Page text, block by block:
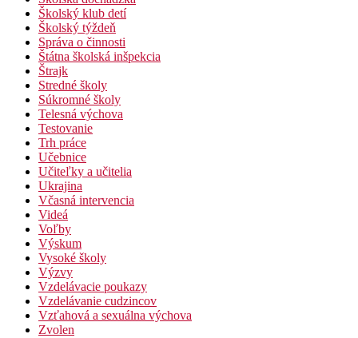
Školský klub detí
Školský týždeň
Správa o činnosti
Štátna školská inšpekcia
Štrajk
Stredné školy
Súkromné školy
Telesná výchova
Testovanie
Trh práce
Učebnice
Učiteľky a učitelia
Ukrajina
Včasná intervencia
Videá
Voľby
Výskum
Vysoké školy
Výzvy
Vzdelávacie poukazy
Vzdelávanie cudzincov
Vzťahová a sexuálna výchova
Zvolen